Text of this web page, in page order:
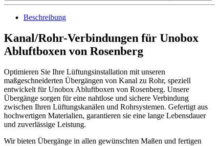
Beschreibung
Kanal/Rohr-Verbindungen für Unobox
Abluftboxen von Rosenberg
Optimieren Sie Ihre Lüftungsinstallation mit unseren
maßgeschneiderten Übergängen von Kanal zu Rohr, speziell
entwickelt für Unobox Abluftboxen von Rosenberg. Unsere
Übergänge sorgen für eine nahtlose und sichere Verbindung
zwischen Ihren Lüftungskanälen und Rohrsystemen. Gefertigt aus
hochwertigen Materialien, garantieren sie eine lange Lebensdauer
und zuverlässige Leistung.
Wir bieten Übergänge in allen gewünschten Maßen und fertigen